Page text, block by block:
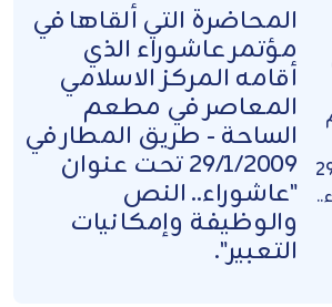
المحاضرة التي ألقاها في
مؤتمر عاشوراء الذي
أقامه المركز الاسلامي
المعاصر في مطعم
الساحة - طريق المطار في
29/1/2009 تحت عنوان
"عاشوراء.. النص
والوظيفة وإمكانيات
التعبير".